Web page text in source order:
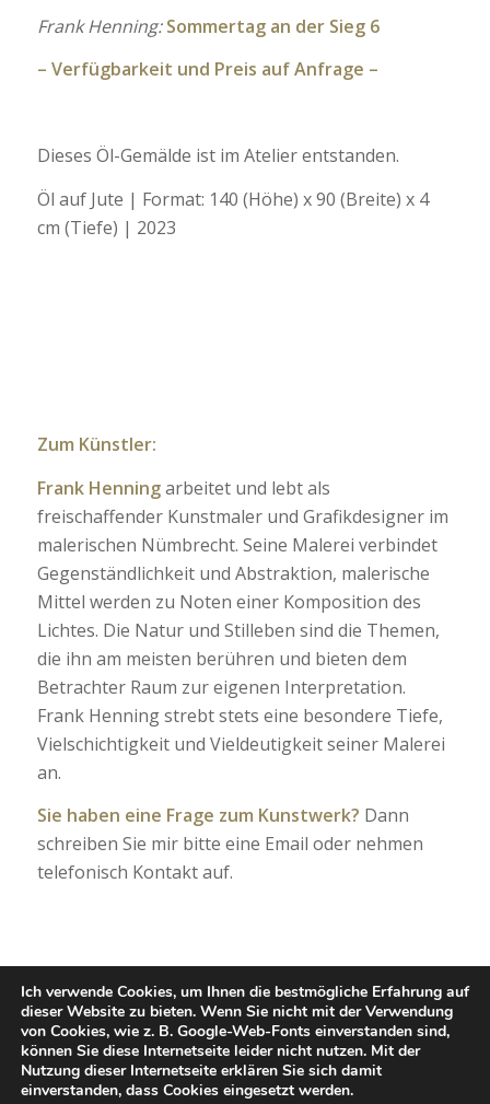
Frank Henning: Sommertag an der Sieg 6
– Verfügbarkeit und Preis auf Anfrage –
Dieses Öl-Gemälde ist im Atelier entstanden.
Öl auf Jute | Format: 140 (Höhe) x 90 (Breite) x 4
cm (Tiefe) | 2023
Zum Künstler:
Frank Henningarbeitet und lebt als
freischaffender Kunstmaler und Grafikdesigner im
malerischen Nümbrecht. Seine Malerei verbindet
Gegenständlichkeit und Abstraktion, malerische
Mittel werden zu Noten einer Komposition des
Lichtes. Die Natur und Stilleben sind die Themen,
die ihn am meisten berühren und bieten dem
Betrachter Raum zur eigenen Interpretation.
Frank Henning strebt stets eine besondere Tiefe,
Vielschichtigkeit und Vieldeutigkeit seiner Malerei
an.
Sie haben eine Frage zum Kunstwerk? Dann
schreiben Sie mir bitte eine Email oder nehmen
telefonisch Kontakt auf.
Category:Ölmalerei 2 Tags:Acryl,Gemälde, Kunstwerk
Ich verwende Cookies, um Ihnen die bestmögliche Erfahrung auf
dieser Website zu bieten. Wenn Sie nicht mit der Verwendung
von Cookies, wie z. B. Google-Web-Fonts einverstanden sind,
können Sie diese Internetseite leider nicht nutzen. Mit der
Nutzung dieser Internetseite erklären Sie sich damit
einverstanden, dass Cookies eingesetzt werden.